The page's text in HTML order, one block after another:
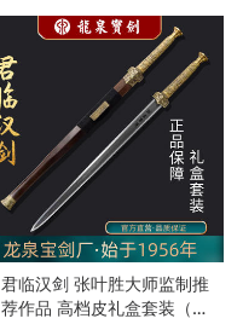
君临汉剑 张叶胜大师监制推
荐作品 高档皮礼盒套装（未